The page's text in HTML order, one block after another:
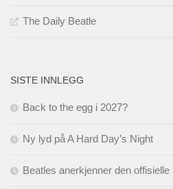
The Daily Beatle
SISTE INNLEGG
Back to the egg i 2027?
Ny lyd på A Hard Day’s Night
Beatles anerkjenner den